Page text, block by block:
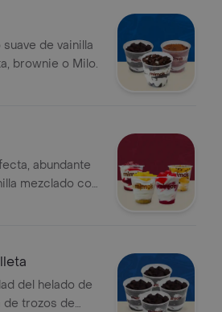
de vainilla
brownie o Milo.
abundante
mezclado con
del helado de
de trozos de